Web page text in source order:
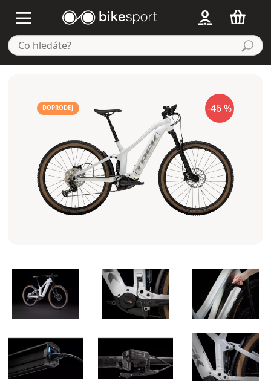
-46 %
DOPRODEJ